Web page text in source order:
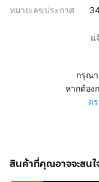
หมายเลขประกาศ
แ
กรุณา
หากต้อง
ต
สินค้าที่คุณอาจจะสนใ